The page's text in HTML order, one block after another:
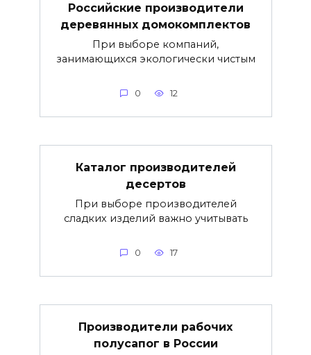
Российские производители
деревянных домокомплектов
При выборе компаний,
занимающихся экологически чистым
0 12
Каталог производителей
десертов
При выборе производителей
сладких изделий важно учитывать
0 17
Производители рабочих
полусапог в России